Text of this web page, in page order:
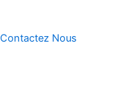
Contactez Nous